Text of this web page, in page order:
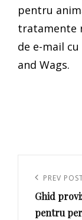
pentru
tratamente
de e-mail
and Wags.
articole
Previous
Post
PREV
Ghid
pentru